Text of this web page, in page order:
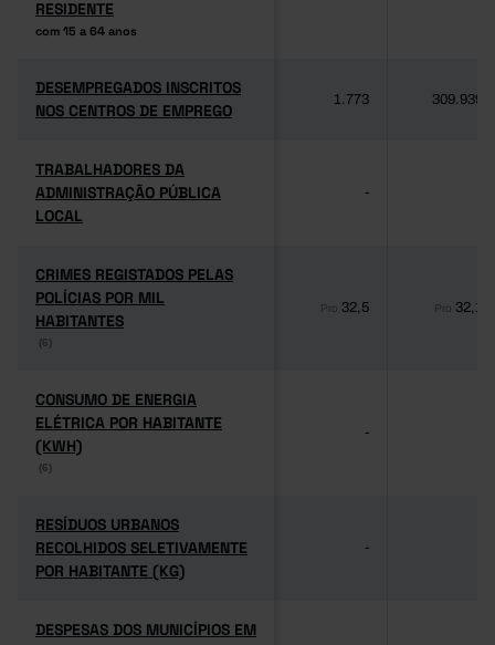
RESIDENTE
com 15 a 64 anos
RESIDENTE
com 15 a 64 anos
DESEMPREGADOS INSCRITOS
NOS CENTROS DE EMPREGO
DESEMPREGADOS INSCRITOS
NOS CENTROS DE EMPREGO
1.773 309.939
TRABALHADORES DA
ADMINISTRAÇÃO PÚBLICA
LOCAL
TRABALHADORES DA
ADMINISTRAÇÃO PÚBLICA
LOCAL
-
CRIMES REGISTADOS PELAS
POLÍCIAS POR MIL
HABITANTES
(6)
CRIMES REGISTADOS PELAS
POLÍCIAS POR MIL
HABITANTES
(6)
Pro 32,5 Pro 32,1
CONSUMO DE ENERGIA
ELÉTRICA POR HABITANTE
(KWH)
(6)
CONSUMO DE ENERGIA
ELÉTRICA POR HABITANTE
(KWH)
(6)
-
RESÍDUOS URBANOS
RECOLHIDOS SELETIVAMENTE
POR HABITANTE (KG)
RESÍDUOS URBANOS
RECOLHIDOS SELETIVAMENTE
POR HABITANTE (KG)
-
DESPESAS DOS MUNICÍPIOS EM
DESPESAS DOS MUNICÍPIOS EM